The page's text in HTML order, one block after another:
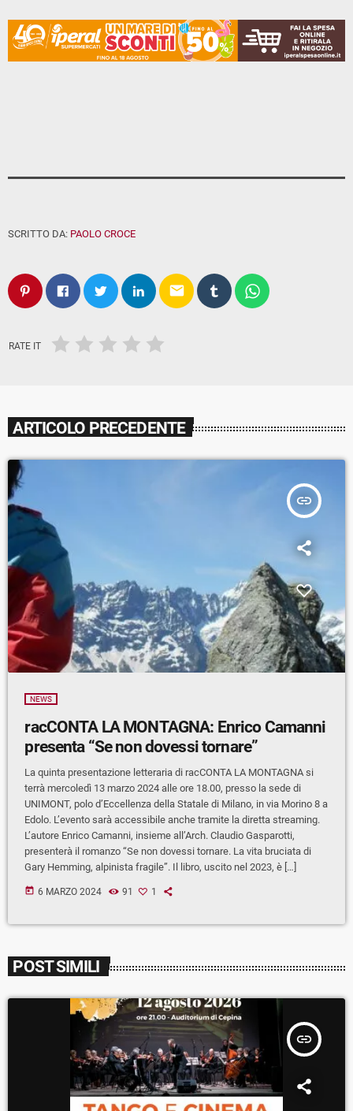
SCRITTO DA: PAOLO CROCE
email
RATE IT
ARTICOLO PRECEDENTE
insert_link
NEWS
racCONTA LA MONTAGNA: Enrico Camanni
presenta “Se non dovessi tornare”
La quinta presentazione letteraria di racCONTA LA MONTAGNA si
terrà mercoledì 13 marzo 2024 alle ore 18.00, presso la sede di
UNIMONT, polo d’Eccellenza della Statale di Milano, in via Morino 8 a
Edolo. L’evento sarà accessibile anche tramite la diretta streaming.
L’autore Enrico Camanni, insieme all’Arch. Claudio Gasparotti,
presenterà il romanzo “Se non dovessi tornare. La vita bruciata di
Gary Hemming, alpinista fragile”. Il libro, uscito nel 2023, è […]
today 6 MARZO 2024 91 1
POST SIMILI
insert_link